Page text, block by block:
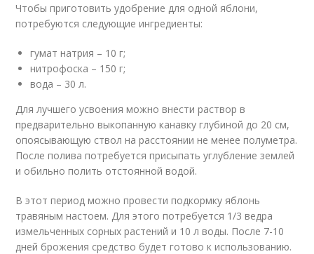
Чтобы приготовить удобрение для одной яблони,
потребуются следующие ингредиенты:
гумат натрия – 10 г;
нитрофоска – 150 г;
вода – 30 л.
Для лучшего усвоения можно внести раствор в
предварительно выкопанную канавку глубиной до 20 см,
опоясывающую ствол на расстоянии не менее полуметра.
После полива потребуется присыпать углубление землей
и обильно полить отстоянной водой.
В этот период можно провести подкормку яблонь
травяным настоем. Для этого потребуется 1/3 ведра
измельченных сорных растений и 10 л воды. После 7-10
дней брожения средство будет готово к использованию.